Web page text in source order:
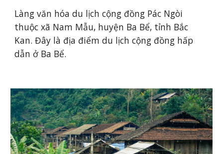
Làng văn hóa du lịch cộng đồng Pác Ngòi
thuộc xã Nam Mẫu, huyện Ba Bể, tỉnh Bắc
Kan. Đây là địa điểm du lịch cộng đồng hấp
dẫn ở Ba Bể.